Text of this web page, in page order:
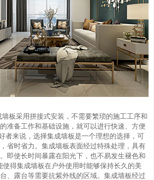
墙板采用拼接式安装，不需要繁琐的施工工序和
准备工作和基础设施，就可以进行快速、方便
者来说，选择集成墙板是一个理想的选择，可
省时省力。集成墙板表面经过特殊处理，具有
即使长时间暴露在阳光下，也不易发生褪色和
使得集成墙板在户外使用时能够保持长久的美
、露台等需要抗紫外线的区域。集成墙板经过